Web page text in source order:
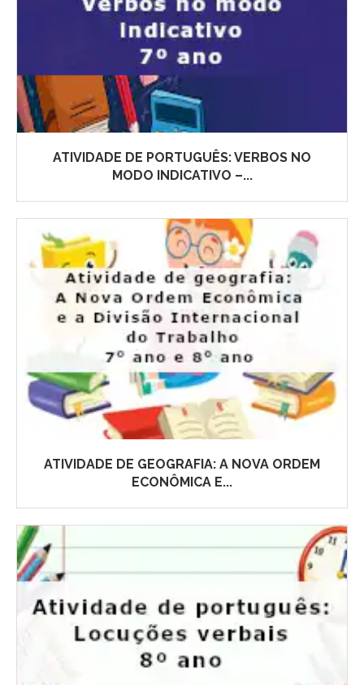
ATIVIDADE DE PORTUGUÊS: VERBOS NO
MODO INDICATIVO –...
ATIVIDADE DE GEOGRAFIA: A NOVA ORDEM
ECONÔMICA E...